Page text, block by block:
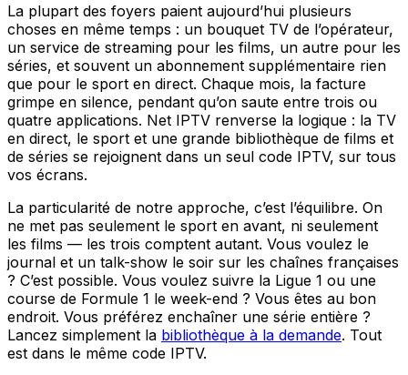
La plupart des foyers paient aujourd’hui plusieurs
choses en même temps : un bouquet TV de l’opérateur,
un service de streaming pour les films, un autre pour les
séries, et souvent un abonnement supplémentaire rien
que pour le sport en direct. Chaque mois, la facture
grimpe en silence, pendant qu’on saute entre trois ou
quatre applications. Net IPTV renverse la logique : la TV
en direct, le sport et une grande bibliothèque de films et
de séries se rejoignent dans un seul code IPTV, sur tous
vos écrans.
La particularité de notre approche, c’est l’équilibre. On
ne met pas seulement le sport en avant, ni seulement
les films — les trois comptent autant. Vous voulez le
journal et un talk-show le soir sur les chaînes françaises
? C’est possible. Vous voulez suivre la Ligue 1 ou une
course de Formule 1 le week-end ? Vous êtes au bon
endroit. Vous préférez enchaîner une série entière ?
Lancez simplement la bibliothèque à la demande. Tout
est dans le même code IPTV.